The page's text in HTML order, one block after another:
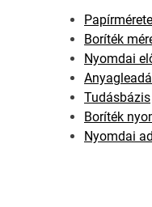
Boríték
Nyomdai
Tudásbázis
Boríték
Nyomdai